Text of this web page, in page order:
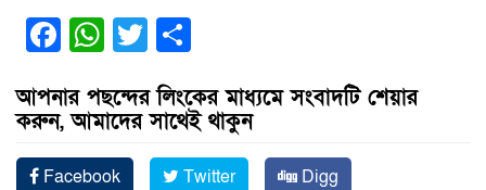
Facebook
WhatsApp
Twitter
আপনার পছন্দের লিংকের মাধ্যমে সংবাদটি শেয়ার
করুন, আমাদের সাথেই থাকুন
Facebook Twitter
Digg